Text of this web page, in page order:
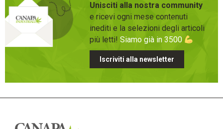
Unisciti alla nostra community
e ricevi ogni mese contenuti
inediti e la selezioni degli articoli
più letti! Siamo già in 3500
Iscriviti alla newsletter